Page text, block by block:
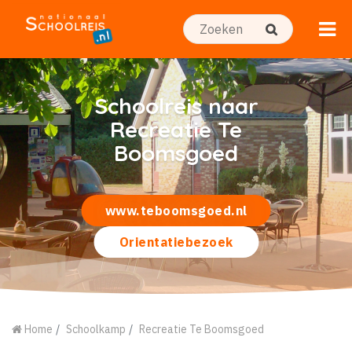
Schoolreis naar
Recreatie Te
Boomsgoed
www.teboomsgoed.nl
Orientatiebezoek
Home Schoolkamp Recreatie Te Boomsgoed